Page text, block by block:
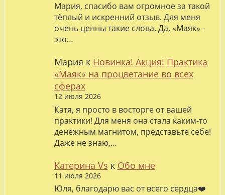
Мария, спасибо вам огромное за такой
тёплый и искренний отзыв. Для меня
очень ценны такие слова. Да, «Маяк» -
это…
Мария к Новинка! Акция! Практика
«Маяк» на процветание во всех
сферах
12 июля 2026
Катя, я просто в восторге от вашей
практики! Для меня она стала каким-то
денежным магнитом, представьте себе!
Даже не знаю,…
Катерина Vs к Обо мне
11 июля 2026
Юля, благодарю вас от всего сердца❤️